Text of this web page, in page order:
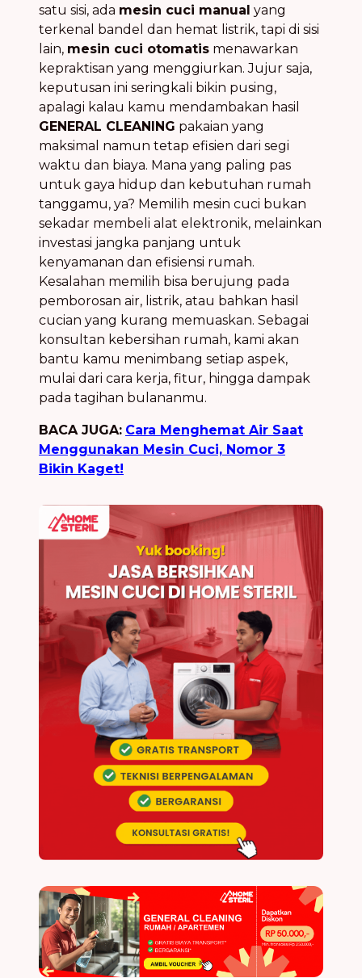
satu sisi, ada mesin cuci manual yang
terkenal bandel dan hemat listrik, tapi di sisi
lain, mesin cuci otomatis menawarkan
kepraktisan yang menggiurkan. Jujur saja,
keputusan ini seringkali bikin pusing,
apalagi kalau kamu mendambakan hasil
GENERAL CLEANING pakaian yang
maksimal namun tetap efisien dari segi
waktu dan biaya. Mana yang paling pas
untuk gaya hidup dan kebutuhan rumah
tanggamu, ya? Memilih mesin cuci bukan
sekadar membeli alat elektronik, melainkan
investasi jangka panjang untuk
kenyamanan dan efisiensi rumah.
Kesalahan memilih bisa berujung pada
pemborosan air, listrik, atau bahkan hasil
cucian yang kurang memuaskan. Sebagai
konsultan kebersihan rumah, kami akan
bantu kamu menimbang setiap aspek,
mulai dari cara kerja, fitur, hingga dampak
pada tagihan bulananmu.
BACA JUGA: Cara Menghemat Air Saat
Menggunakan Mesin Cuci, Nomor 3
Bikin Kaget!